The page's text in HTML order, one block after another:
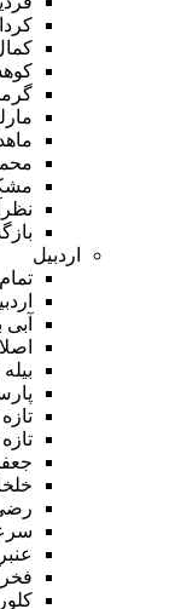
اردبیل
آبی
کلور